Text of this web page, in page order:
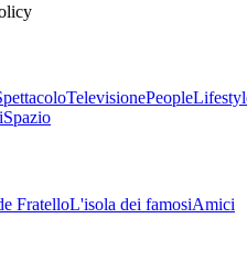
TelevisionePeople
Spazio
FratelloL'isola dei famosiAmici